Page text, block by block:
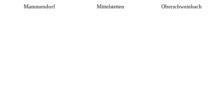
Mammendorf Mittelstetten Oberschweinbach